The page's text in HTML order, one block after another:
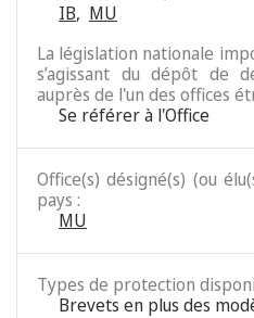
IB, MU
La législation nationale
s’agissant du dépôt de
auprès de l'un des offices
Se référer à l'Office
Office(s) désigné(s) (ou
pays :
MU
Types de protection
Brevets en plus des